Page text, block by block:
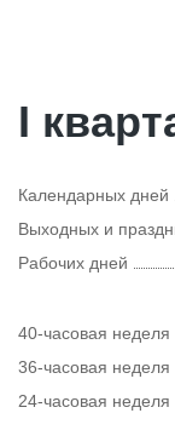
I
Календарных дней
Выходных и
Рабочих дней
40-часовая неделя
36-часовая неделя
24-часовая неделя